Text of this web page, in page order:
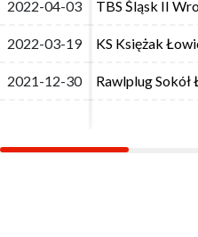
2022-04-03 TBS Śląsk II
2022-03-19 KS Księżak
2021-12-30 Rawlplug Sokół
2022-04-03 TBS Śląsk II
2022-03-19 KS Księżak
2021-12-30 Rawlplug Sokół